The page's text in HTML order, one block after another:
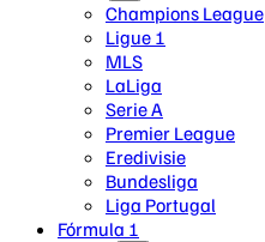
Champions League
Ligue 1
MLS
LaLiga
Serie A
Premier League
Eredivisie
Bundesliga
Liga Portugal
Fórmula 1